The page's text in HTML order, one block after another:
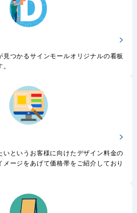
つかるサインモールオリジナルの看板
というお客様に向けたデザイン料金の
ージをあげて価格帯をご紹介しており